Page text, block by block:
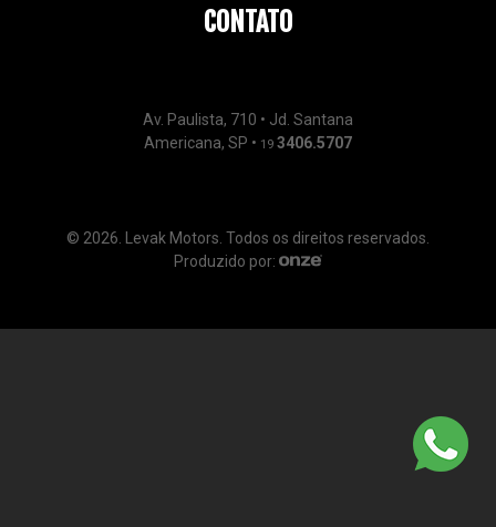
CONTATO
Av. Paulista, 710 • Jd. Santana
Americana, SP • 19 3406.5707
© 2026. Levak Motors. Todos os direitos reservados.
Produzido por: